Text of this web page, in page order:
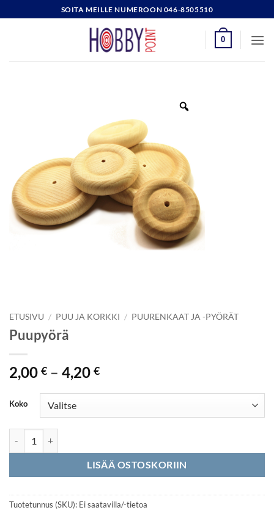
to
SOITA MEILLE NUMEROON 046-8505510
0
ETUSIVU / PUU JA KORKKI / PUURENKAAT JA -PYÖRÄT
Puupyörä
2,00 € – 4,20 €Hintaluokka:
4,20 €
Koko
LISÄÄ OSTOSKORIIN
Tuotetunnus (SKU): Ei saatavilla/-tietoa